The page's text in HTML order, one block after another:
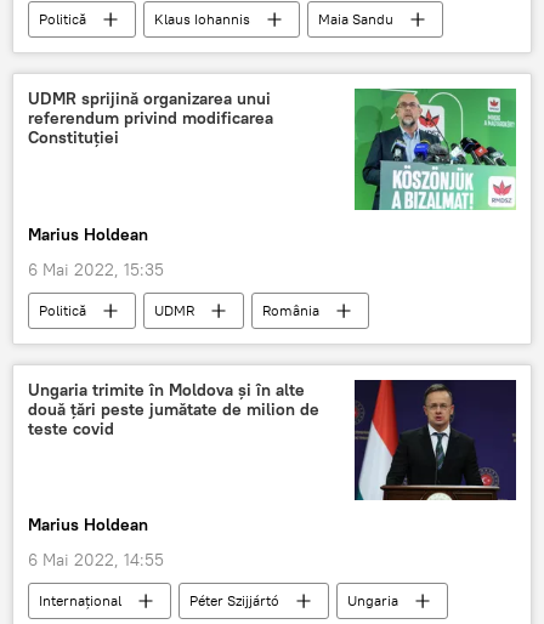
Politică Klaus Iohannis
Maia Sandu
Republica Moldova
convorbiri telefonice
UDMR sprijină organizarea unui
referendum privind modificarea
Constituției
Marius Holdean
6 Mai 2022, 15:35
Politică UDMR
România
Constituție
Klement Hunor
Ungaria trimite în Moldova și în alte
două țări peste jumătate de milion de
teste covid
Marius Holdean
6 Mai 2022, 14:55
Internaţional Péter Szijjártó Ungaria